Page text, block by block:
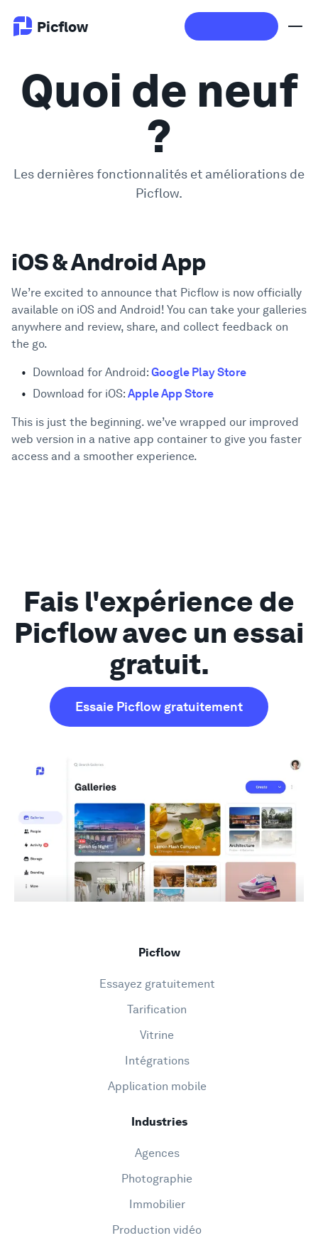
Picflow
Produit
Validation en Ligne
Galerie Client
Flux de travail créatif
Tarifs
Explorer
Entreprise
Sécurité
Apprendre
Soutien
Quoi de neuf
?
Les dernières fonctionnalités et améliorations de
Picflow.
iOS & Android App
We’re excited to announce that Picflow is now officially
available on iOS and Android! You can take your galleries
anywhere and review, share, and collect feedback on
the go.
Download for Android: Google Play Store
Download for iOS: Apple App Store
This is just the beginning. we’ve wrapped our improved
web version in a native app container to give you faster
access and a smoother experience.
Fais l'expérience de
Picflow avec un essai
gratuit.
Essaie Picflow gratuitement
Picflow
Essayez gratuitement
Tarification
Vitrine
Intégrations
Application mobile
Industries
Agences
Photographie
Immobilier
Production vidéo